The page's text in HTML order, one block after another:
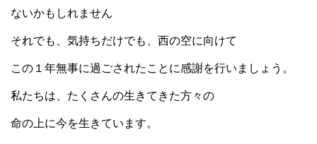
ないかもしれません
それでも、気持ちだけでも、西の空に向けて
この１年無事に過ごされたことに感謝を行いましょう。
私たちは、たくさんの生きてきた方々の
命の上に今を生きています。